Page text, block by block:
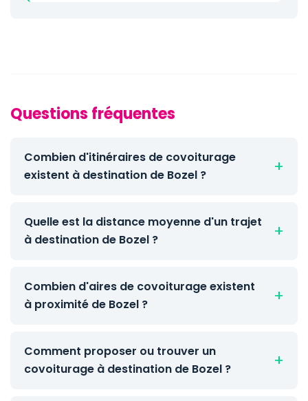
Questions fréquentes
Combien d'itinéraires de covoiturage
existent à destination de Bozel ?
Quelle est la distance moyenne d'un trajet
à destination de Bozel ?
Combien d'aires de covoiturage existent
à proximité de Bozel ?
Comment proposer ou trouver un
covoiturage à destination de Bozel ?